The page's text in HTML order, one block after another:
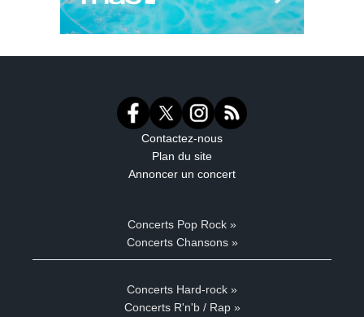
Contactez-nous
Plan du site
Annoncer un concert
Concerts Pop Rock »
Concerts Chansons »
Concerts Hard-rock »
Concerts R'n'b / Rap »